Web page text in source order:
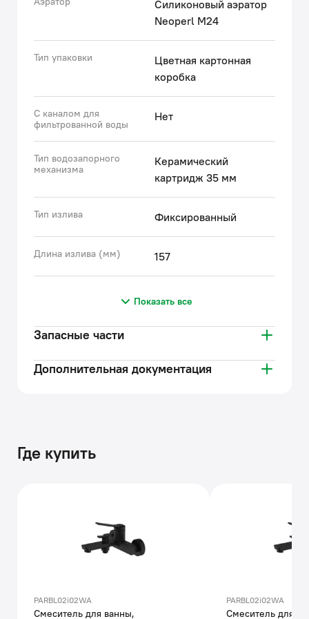
Силиконовый аэратор
Neoperl M24
Тип упаковки
Цветная картонная
коробка
С каналом для
фильтрованной воды
Нет
Тип водозапорного
механизма
Керамический
картридж 35 мм
Тип излива Фиксированный
Длина излива (мм) 157
Показать все
Запасные части
Дополнительная документация
Где купить
PARBL02i02WA
Смеситель для ванны,
PARBL02i02WA
Смеситель для